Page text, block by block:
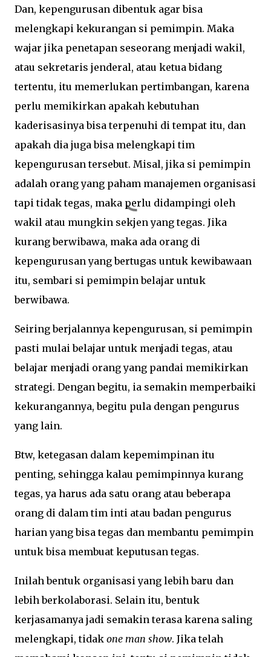
Dan, kepengurusan dibentuk agar bisa
melengkapi kekurangan si pemimpin. Maka
wajar jika penetapan seseorang menjadi wakil,
atau sekretaris jenderal, atau ketua bidang
tertentu, itu memerlukan pertimbangan, karena
perlu memikirkan apakah kebutuhan
kaderisasinya bisa terpenuhi di tempat itu, dan
apakah dia juga bisa melengkapi tim
kepengurusan tersebut. Misal, jika si pemimpin
adalah orang yang paham manajemen organisasi
tapi tidak tegas, maka perlu didampingi oleh
wakil atau mungkin sekjen yang tegas. Jika
kurang berwibawa, maka ada orang di
kepengurusan yang bertugas untuk kewibawaan
itu, sembari si pemimpin belajar untuk
berwibawa.
Seiring berjalannya kepengurusan, si pemimpin
pasti mulai belajar untuk menjadi tegas, atau
belajar menjadi orang yang pandai memikirkan
strategi. Dengan begitu, ia semakin memperbaiki
kekurangannya, begitu pula dengan pengurus
yang lain.
Btw, ketegasan dalam kepemimpinan itu
penting, sehingga kalau pemimpinnya kurang
tegas, ya harus ada satu orang atau beberapa
orang di dalam tim inti atau badan pengurus
harian yang bisa tegas dan membantu pemimpin
untuk bisa membuat keputusan tegas.
Inilah bentuk organisasi yang lebih baru dan
lebih berkolaborasi. Selain itu, bentuk
kerjasamanya jadi semakin terasa karena saling
melengkapi, tidak one man show. Jika telah